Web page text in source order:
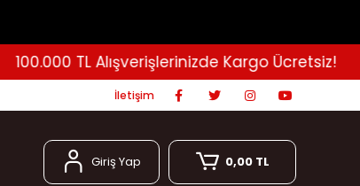
100.000 TL Alışverişlerinizde Kargo Ücretsiz!
İletişim
Giriş Yap 0,00 TL